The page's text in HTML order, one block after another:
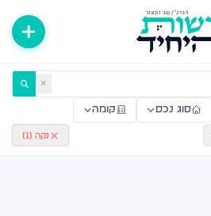
— רשות היחיד ✕
סוג נכס קומה
נקה ( 1
)